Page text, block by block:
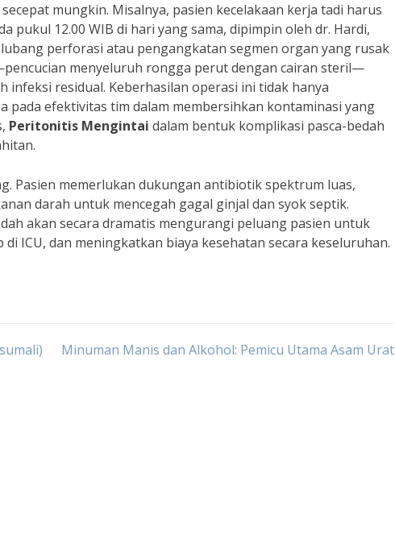
mungkin. Misalnya, pasien kecelakaan kerja tadi harus
pukul 12.00 WIB di hari yang sama, dipimpin oleh dr. Hardi,
perforasi atau pengangkatan segmen organ yang rusak
menyeluruh rongga perut dengan cairan steril—
residual. Keberhasilan operasi ini tidak hanya
efektivitas tim dalam membersihkan kontaminasi yang
Peritonitis Mengintai dalam bentuk komplikasi pasca-bedah
Pasien memerlukan dukungan antibiotik spektrum luas,
darah untuk mencegah gagal ginjal dan syok septik.
akan secara dramatis mengurangi peluang pasien untuk
ICU, dan meningkatkan biaya kesehatan secara keseluruhan.
Minuman Manis dan Alkohol: Pemicu Utama Asam Urat